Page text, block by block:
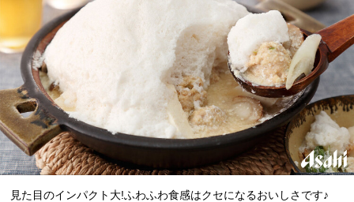
見た目のインパクト大!ふわふわ食感はクセになるおいしさです♪